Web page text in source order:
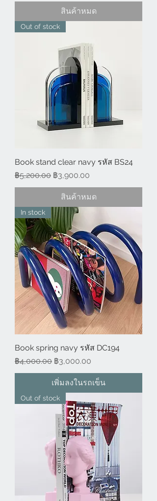
สินค้าหมด
Out of stock
Book stand clear navy รหัส BS24
ราคาปกติ
฿5,200.00 ราคาขายลด
฿3,900.00
สินค้าหมด
In stock
Book spring navy รหัส DC194
ราคาปกติ
฿4,000.00 ราคาขายลด
฿3,000.00
เพิ่มลงในรถเข็น
Out of stock